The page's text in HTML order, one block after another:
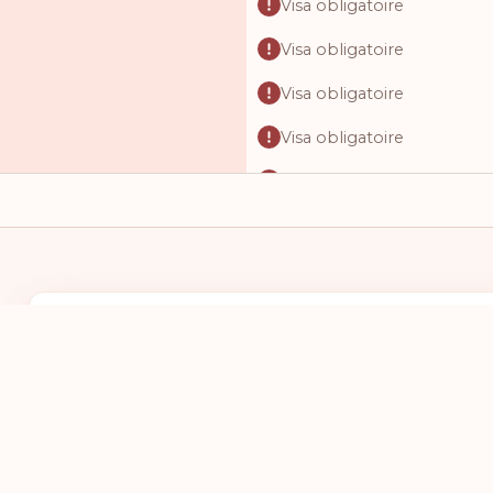
Visa obligatoire
Visa obligatoire
Visa obligatoire
Visa obligatoire
Visa obligatoire